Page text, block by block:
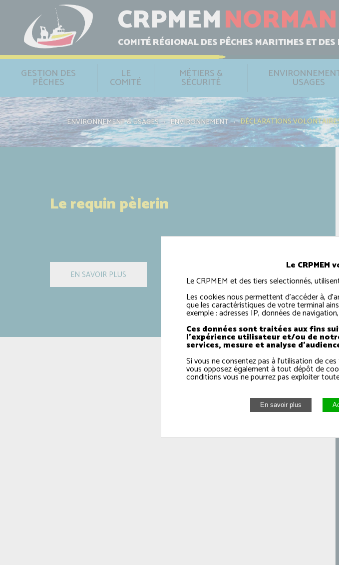
CRPMEM
COMITÉ RÉGIONAL DES PÊCHES MARITIMES ET
GESTION DES
PÊCHES
LE
COMITÉ
MÉTIERS &
SÉCURITÉ USAGES
ENVIRONNEMENT & USAGES › ENVIRONNEMENT › DÉCLARATIONS
Le requin pèlerin
Le CRPMEM
Le CRPMEM et des tiers selectionnés,
Les cookies nous permettent d'accéder à,
que les caractéristiques de votre terminal
exemple : adresses IP, données de
Ces données sont traitées aux fins
l'expérience utilisateur et/ou de
services, mesure et analyse
Si vous ne consentez pas à l'utilisation de
vous opposez également à tout dépôt de
conditions vous ne pourrez pas exploiter